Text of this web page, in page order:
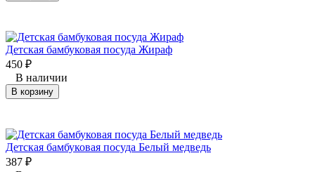
Детская бамбуковая посуда Жираф
450 ₽
В наличии
В корзину
​Детская бамбуковая посуда Белый медведь
387 ₽